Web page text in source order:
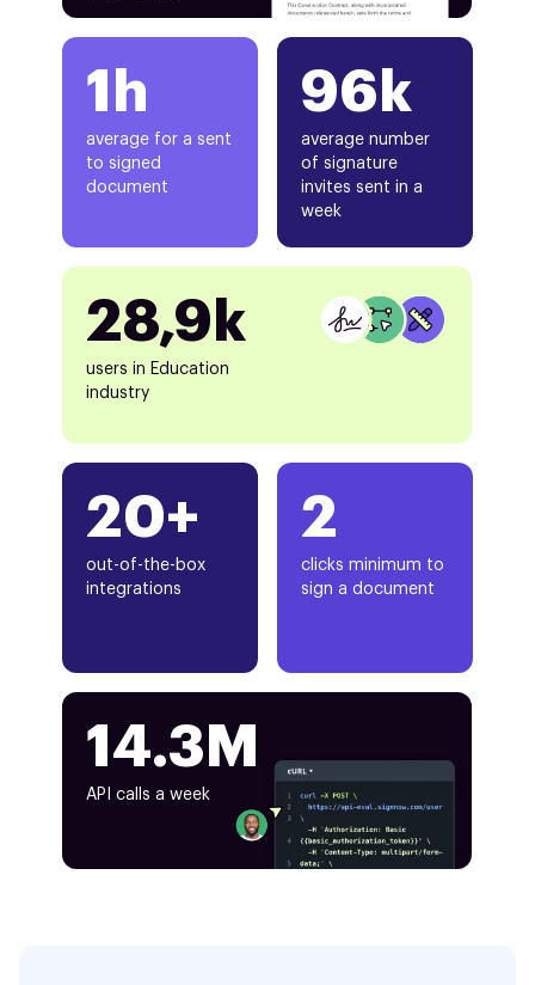
1h
average for a sent
to signed
document
20+
out-of-the-box
integrations
96k
average number
of signature
invites sent in a
week
28,9k
users in Education
industry
2
clicks minimum to
sign a document
14.3M
API calls a week